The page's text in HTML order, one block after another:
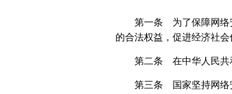
第一条 为了保障网络
的合法权益，促进经济社会
第二条 在中华人民共
第三条 国家坚持网络